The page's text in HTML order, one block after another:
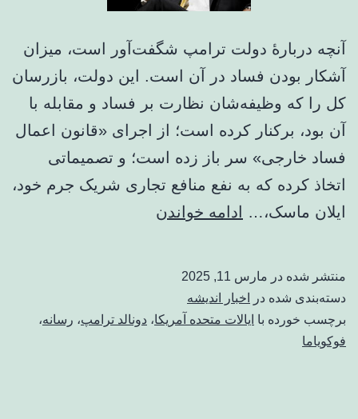
آنچه دربارهٔ دولت ترامپ شگفت‌آور است، میزان
آشکار بودن فساد در آن است. این دولت، بازرسان
کل را که وظیفه‌شان نظارت بر فساد و مقابله با
آن بود، برکنار کرده است؛ از اجرای «قانون اعمال
فساد خارجی» سر باز زده است؛ و تصمیماتی
اتخاذ کرده که به نفع منافع تجاری شریک جرم خود،
ایلان ماسک،… ادامه خواندن
جنایتکاران
منتشر شده در مارس 11, 2025
دسته‌بندی شده در
اخبار اندیشه
برچسب خورده با ایالات متحده آمریکا، دونالد ترامپ، رسانه،
فوکویاما